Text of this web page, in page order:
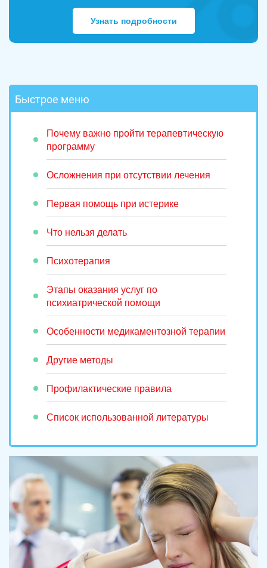
Узнать подробности
Быстрое меню
Почему важно пройти терапевтическую
программу
Осложнения при отсутствии лечения
Первая помощь при истерике
Что нельзя делать
Психотерапия
Этапы оказания услуг по
психиатрической помощи
Особенности медикаментозной терапии
Другие методы
Профилактические правила
Список использованной литературы